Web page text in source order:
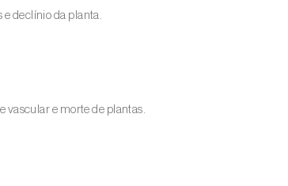
e declínio da planta.
vascular e morte de plantas.